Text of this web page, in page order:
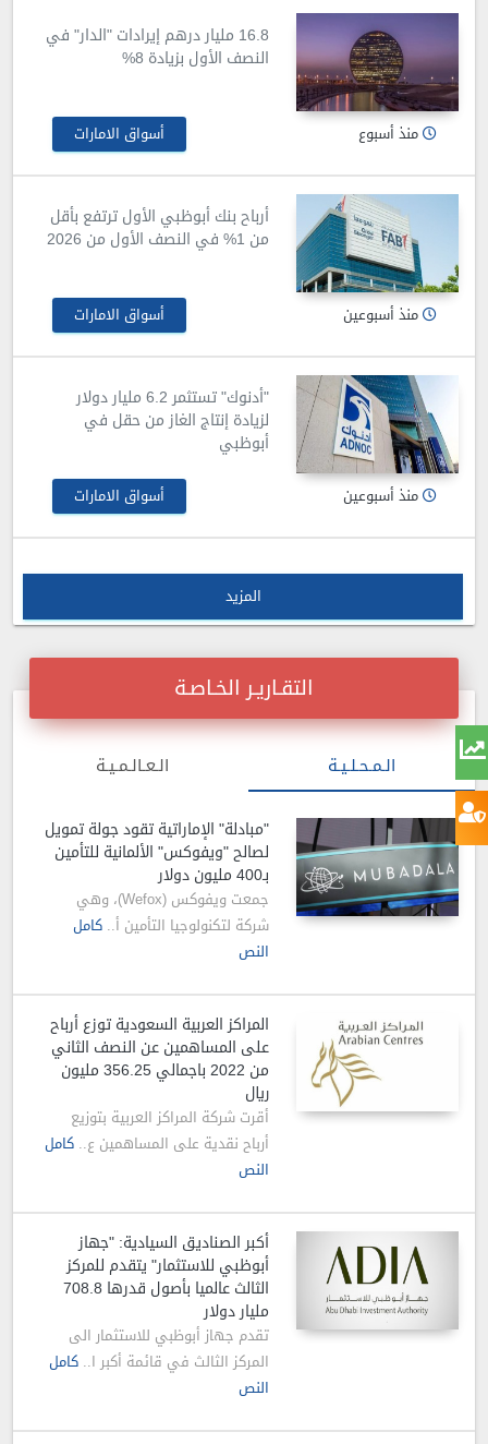
16.8 مليار درهم إيرادات "الدار" في
النصف الأول بزيادة 8%
منذ أسبوع أسواق الامارات
أرباح بنك أبوظبي الأول ترتفع بأقل
من 1% في النصف الأول من 2026
منذ أسبوعين أسواق الامارات
"أدنوك" تستثمر 6.2 مليار دولار
لزيادة إنتاج الغاز من حقل في
أبوظبي
منذ أسبوعين أسواق الامارات
المزيد
التقـاريـر الخـاصـة
الـمـحـلـيـة الـعـالـمـيـة
"مبادلة" الإماراتية تقود جولة تمويل
لصالح "ويفوكس" الألمانية للتأمين
بـ400 مليون دولار
جمعت ويفوكس (Wefox)، وهي
شركة لتكنولوجيا التأمين أ..كامل
النص
المراكز العربية السعودية توزع أرباح
على المساهمين عن النصف الثاني
من 2022 باجمالي 356.25 مليون
ريال
أقرت شركة المراكز العربية بتوزيع
أرباح نقدية على المساهمين ع..كامل
النص
أكبر الصناديق السيادية: "جهاز
أبوظبي للاستثمار" يتقدم للمركز
الثالث عالميا بأصول قدرها 708.8
مليار دولار
تقدم جهاز أبوظبي للاستثمار الى
المركز الثالث في قائمة أكبر ا..كامل
النص